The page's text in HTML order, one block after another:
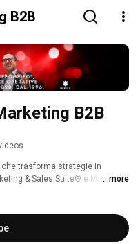
B2B
B2B
trasforma strategie in
& Sales Suite® e Marketing
esclusivi su strategie di
case study reali.
...more